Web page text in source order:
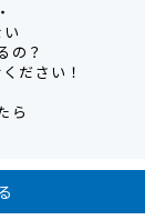
の？
ださい！
ら